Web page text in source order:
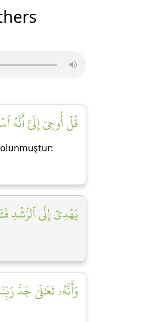
قُلۡ أُوحِيَ إِلَيَّ أَنَّهُ
يَهۡدِيٓ إِلَى ٱلرُّشۡدِ
وَأَنَّهُۥ تَعَٰلَىٰ جَدُّ